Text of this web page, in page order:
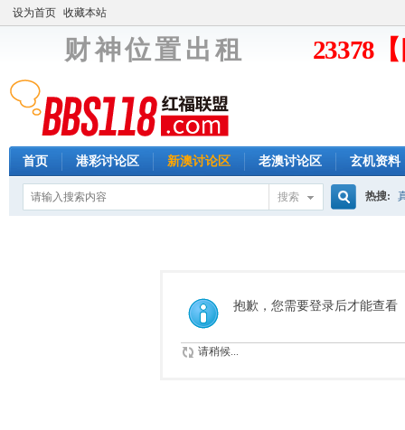
设为首页 收藏本站
财 神 位 置 出 租 23378
首页 港彩讨论区 新澳讨论区 老澳讨论区 玄机资料
搜索
索
热搜:
抱歉，您需要登录后才能查看
请稍候...